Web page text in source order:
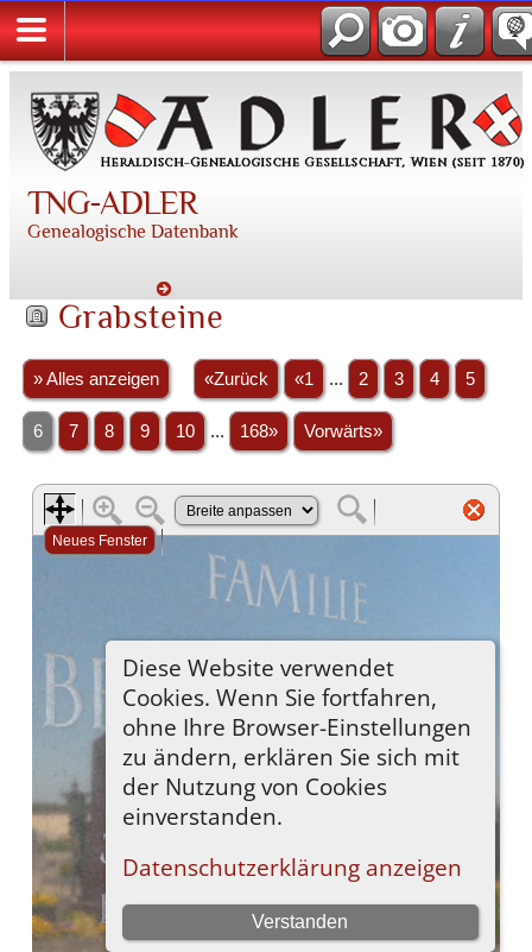
TNG-ADLER
Genealogische Datenbank
Grabsteine
» Alles anzeigen «Zurück «1 ... 2 3 4 5
6 7 8 9 10 ... 168» Vorwärts»